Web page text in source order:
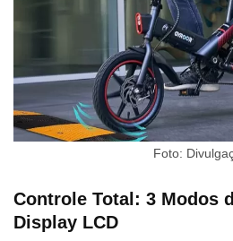
Foto:
Controle Total: 3 Modos
Display LCD